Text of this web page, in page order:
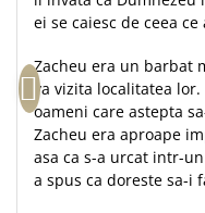
Eseuri
Romane
Meditatii
Pedagogie
Poezii
Statuete
Sticle apa
Suport pentru pahar
Tablouri
Tablouri canvas
ei se caiesc de ceea
Zacheu era un barbat
va vizita localitatea
oameni care astepta
Zacheu era aproape
asa ca s-a urcat intr-
a spus ca doreste sa-i